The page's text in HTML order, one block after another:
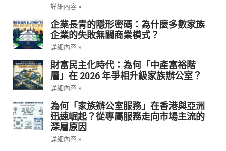
詳細內容 »
企業長青的隱形密碼：為什麼多數家族
企業的失敗無關商業模式？
詳細內容 »
財富民主化時代：為何「中產富裕階
層」在 2026 年爭相升級家族辦公室？
詳細內容 »
為何「家族辦公室服務」在香港與亞洲
迅速崛起？從專屬服務走向市場主流的
深層原因
詳細內容 »